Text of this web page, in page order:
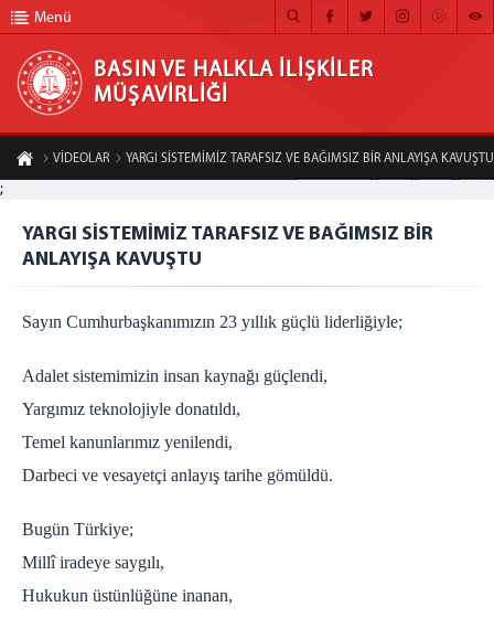
BASIN VE HALKLA İLİŞKİLER MÜŞAVİRLİĞİ
ANA SAYFA
MÜŞAVİRLİĞİMİZ
HABER ARŞİVİ
İLETİŞİM
Menü
BASIN VE HALKLA İLİŞKİLER
MÜŞAVİRLİĞİ
VİDEOLAR YARGI SİSTEMİMİZ TARAFSIZ VE BAĞIMSIZ BİR ANLAYIŞA KAVUŞTU
;
YARGI SİSTEMİMİZ TARAFSIZ VE BAĞIMSIZ BİR
ANLAYIŞA KAVUŞTU
Sayın Cumhurbaşkanımızın 23 yıllık güçlü liderliğiyle;
Adalet sistemimizin insan kaynağı güçlendi,
Yargımız teknolojiyle donatıldı,
Temel kanunlarımız yenilendi,
Darbeci ve vesayetçi anlayış tarihe gömüldü.
Bugün Türkiye;
Millî iradeye saygılı,
Hukukun üstünlüğüne inanan,